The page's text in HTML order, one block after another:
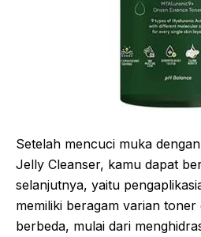
Setelah mencuci muka
Jelly Cleanser, kamu dapat
selanjutnya, yaitu
memiliki beragam varian
berbeda, mulai dari